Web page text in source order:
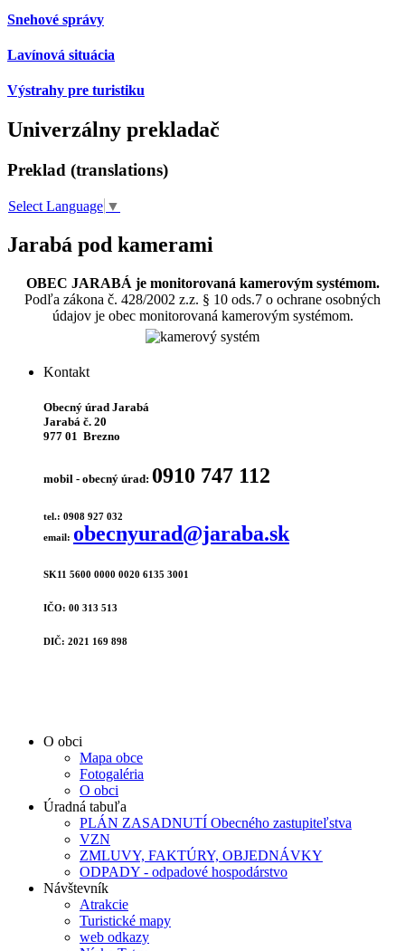
Snehové správy
Lavínová situácia
Výstrahy pre turistiku
Univerzálny prekladač
Preklad (translations)
Select Language ▼
Jarabá pod kamerami
OBEC JARABÁ je monitorovaná kamerovým systémom.
Podľa zákona č. 428/2002 z.z. § 10 ods.7 o ochrane osobných
údajov je obec monitorovaná kamerovým systémom.
Kontakt
Obecný úrad Jarabá
Jarabá č. 20
977 01 Brezno
mobil - obecný úrad: 0910 747 112
tel.: 0908 927 032
email: obecnyurad@jaraba.sk
SK11 5600 0000 0020 6135 3001
IČO: 00 313 513
DIČ: 2021 169 898
O obci
Mapa obce
Fotogaléria
O obci
Úradná tabuľa
PLÁN ZASADNUTÍ Obecného zastupiteľstva
VZN
ZMLUVY, FAKTÚRY, OBJEDNÁVKY
ODPADY - odpadové hospodárstvo
Návštevník
Atrakcie
Turistické mapy
web odkazy